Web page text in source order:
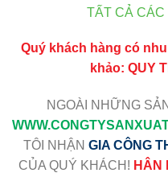
TẤT CẢ CÁC
Quý khách hàng có
khảo: QUY
NGOÀI NHỮNG
WWW
TÔI NHẬN GIA CÔNG
CỦA QUÝ KHÁCH! HÂN